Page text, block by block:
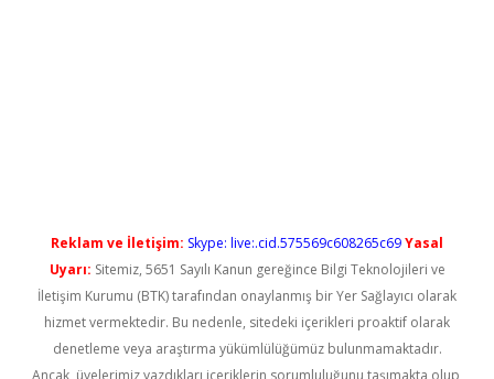
Reklam ve İletişim: Skype: live:.cid.575569c608265c69Yasal
Uyarı: Sitemiz, 5651 Sayılı Kanun gereğince Bilgi Teknolojileri ve
İletişim Kurumu (BTK) tarafından onaylanmış bir Yer Sağlayıcı olarak
hizmet vermektedir. Bu nedenle, sitedeki içerikleri proaktif olarak
denetleme veya araştırma yükümlülüğümüz bulunmamaktadır.
Ancak, üyelerimiz yazdıkları içeriklerin sorumluluğunu taşımakta olup,